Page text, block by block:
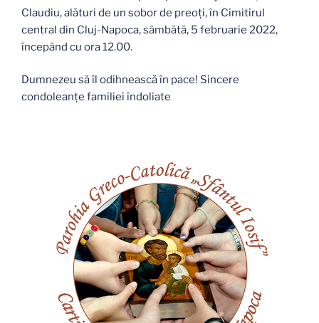
Claudiu, alături de un sobor de preoți, în Cimitirul
central din Cluj-Napoca, sâmbătă, 5 februarie 2022,
începând cu ora 12.00.
Dumnezeu să îl odihnească în pace! Sincere
condoleanțe familiei îndoliate